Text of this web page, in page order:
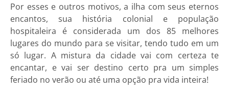
Por esses e outros motivos, a ilha com seus eternos
encantos, sua história colonial e população
hospitaleira é considerada um dos 85 melhores
lugares do mundo para se visitar, tendo tudo em um
só lugar. A mistura da cidade vai com certeza te
encantar, e vai ser destino certo pra um simples
feriado no verão ou até uma opção pra vida inteira!